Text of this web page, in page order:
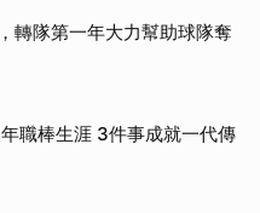
轉隊第一年大力幫助球隊奪
職棒生涯 3件事成就一代傳